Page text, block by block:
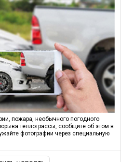
пожара, необычного погодного
теплотрассы, сообщите об этом в
фотографии через специальную